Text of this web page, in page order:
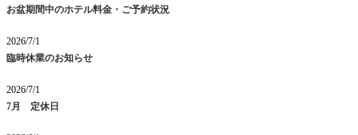
お盆期間中のホテル料金・ご予約状況
2026/7/1
臨時休業のお知らせ
2026/7/1
7月 定休日